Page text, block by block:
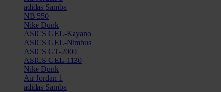
adidas Samba
NB 550
Nike Dunk
ASICS GEL-Kayano
ASICS GEL-Nimbus
ASICS GT-2000
ASICS GEL-1130
Nike Dunk
Air Jordan 1
adidas Samba